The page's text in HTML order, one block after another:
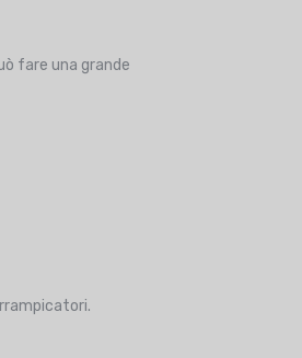
fare una grande